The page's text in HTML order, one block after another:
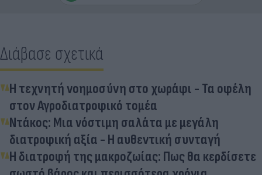
Διάβασε σχετικά
Η τεχνητή νοημοσύνη στο χωράφι - Τα οφέλη
στον Αγροδιατροφικό τομέα
Ντάκος: Μια νόστιμη σαλάτα με μεγάλη
διατροφική αξία - Η αυθεντική συνταγή
Η διατροφή της μακροζωίας: Πως θα κερδίσετε